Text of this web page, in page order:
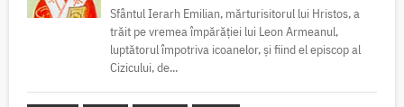
Sfântul Ierarh Emilian, mărturisitorul lui Hristos, a
trăit pe vremea împărăției lui Leon Armeanul,
luptătorul împotriva icoanelor, și fiind el episcop al
Cizicului, de...